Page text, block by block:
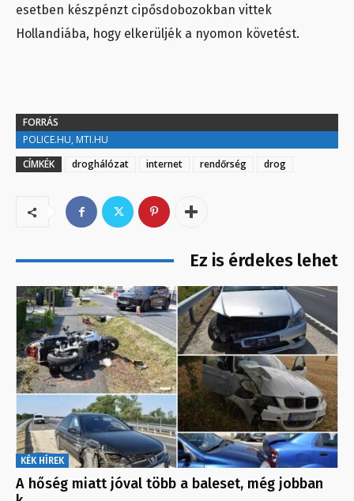
esetben készpénzt cipősdobozokban vittek
Hollandiába, hogy elkerüljék a nyomon követést.
FORRÁS
POLICE.HU, MTI.HU
CÍMKÉK
droghálózat internet rendőrség drog
Ez is érdekes lehet
KÉK HÍREK
A hőség miatt jóval több a baleset, még jobban